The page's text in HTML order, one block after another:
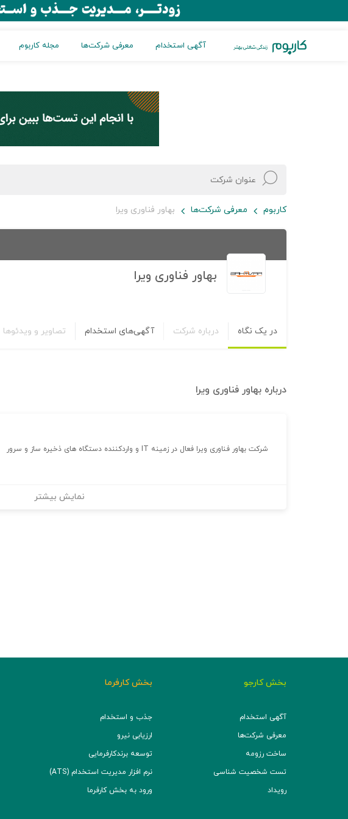
آگهی استخدام معرفی شرکت‌ها مجله کاربوم
کاربوم معرفی شرکت‌ها بهاور فناوری ویرا
بهاور فناوری ویرا
در یک نگاه درباره شرکت آگهی‌های استخدام تصاویر و ویدئوها
درباره بهاور فناوری ویرا
شرکت بهاور فناوری ویرا فعال در زمینه IT و واردکننده دستگاه های ذخیره ساز و سرور
نمایش بیشتر
بخش کارجو
آگهی استخدام
معرفی شرکت‌ها
ساخت رزومه
تست شخصیت شناسی
رویداد
بخش کارفرما
جذب و استخدام
ارزیابی نیرو
توسعه برند‌کارفرمایی
نرم افزار مدیریت استخدام (ATS)
ورود به بخش کارفرما